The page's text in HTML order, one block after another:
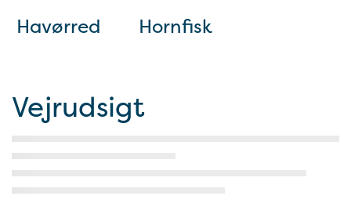
Havørred Hornfisk
Vejrudsigt